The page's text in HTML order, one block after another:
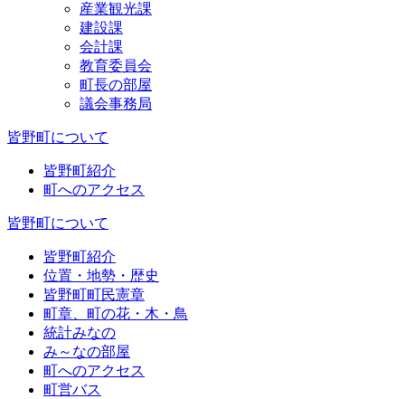
産業観光課
建設課
会計課
教育委員会
町長の部屋
議会事務局
皆野町について
皆野町紹介
町へのアクセス
皆野町について
皆野町紹介
位置・地勢・歴史
皆野町町民憲章
町章、町の花・木・鳥
統計みなの
み～なの部屋
町へのアクセス
町営バス